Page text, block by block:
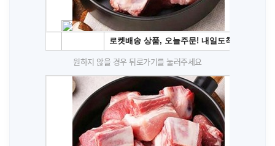
원하지 않을 경우 뒤로가기를 눌러주세요